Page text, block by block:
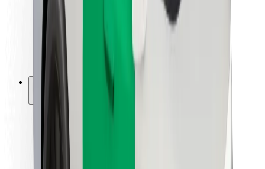
Məkanlar
Şəhər mühiti üçün həllər
Hava limanları
Bolt enerji doldurma stansiyaları
Sərnişinlər üçün
Sürücülər üçün